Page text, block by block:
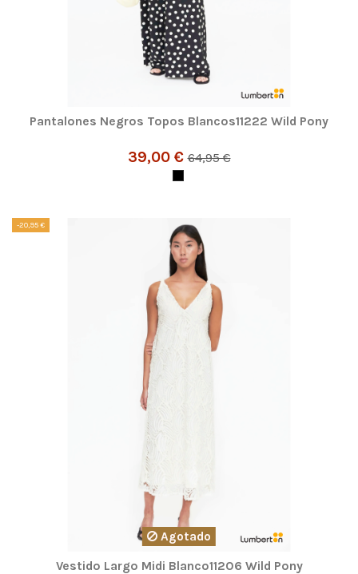
Pantalones Negros Topos Blancos11222 Wild Pony
39,00 €64,95 €
-20,95 €
Agotado
Vestido Largo Midi Blanco11206 Wild Pony